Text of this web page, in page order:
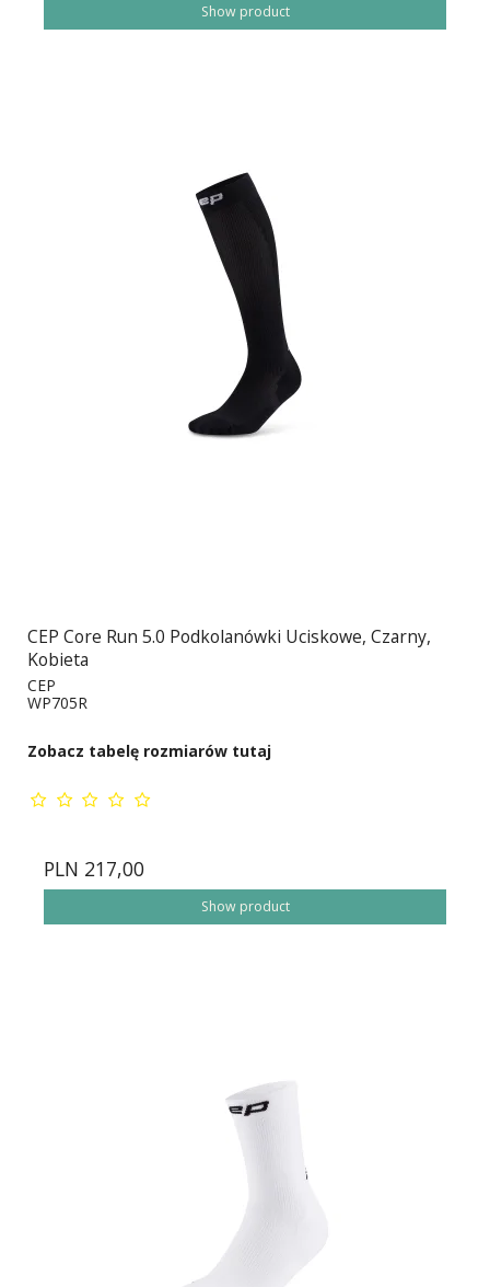
Show product
CEP Core Run 5.0 Podkolanówki Uciskowe, Czarny,
Kobieta
CEP
WP705R
Zobacz tabelę rozmiarów tutaj
PLN 217,00
Show product